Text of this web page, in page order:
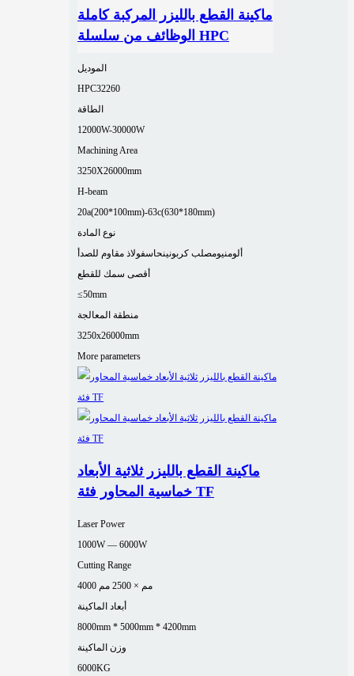
ماكينة القطع بالليزر المركبة كاملة
الوظائف من سلسلة HPC
الموديل
HPC32260
الطاقة
12000W-30000W
Machining Area
3250X26000mm
H-beam
20a(200*100mm)-63c(630*180mm)
نوع المادة
ألومنيومصلب كربونينحاسفولاذ مقاوم للصدأ
أقصى سمك للقطع
≤50mm
منطقة المعالجة
3250x26000mm
More parameters
ماكينة القطع بالليزر ثلاثية الأبعاد
خماسية المحاور فئة TF
Laser Power
1000W — 6000W
Cutting Range
4000 مم × 2500 مم
أبعاد الماكينة
8000mm * 5000mm * 4200mm
وزن الماكينة
6000KG